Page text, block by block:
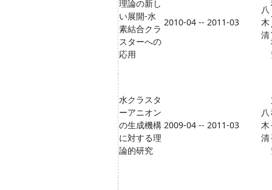
理論の新し
い展開-水
素結合クラ
スターへの
応用
2010-04 -- 2011-03
八
木
清
水クラスタ
ーアニオン
の生成機構
に対する理
論的研究
2009-04 -- 2011-03
八
木
清